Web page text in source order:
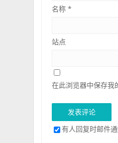
名称*
站点
在此浏览器中保存我
有人回复时邮件